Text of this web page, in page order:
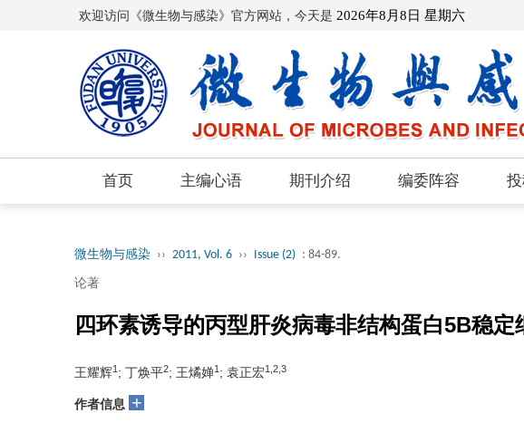
欢迎访问《微生物与感染》官方网站，今天是 2026年8月8日 星期六
首页 主编心语 期刊介绍 编委阵容
微生物与感染 ›› 2011, Vol. 6 ›› Issue (2) : 84-89.
论著
四环素诱导的丙型肝炎病毒非结构蛋白5B稳定
王耀辉1 ; 丁焕平2; 王燏婵1 ; 袁正宏1,2,3
作者信息 +